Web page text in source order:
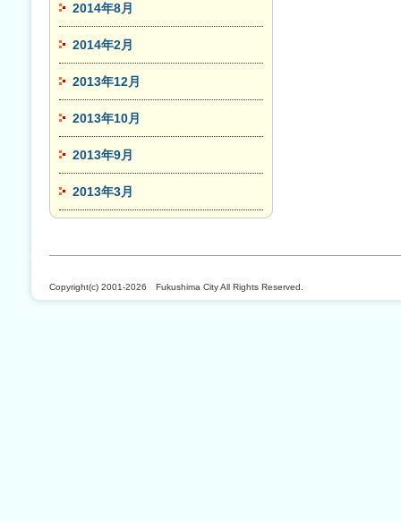
2014年8月
2014年2月
2013年12月
2013年10月
2013年9月
2013年3月
Copyright(c) 2001-2026 Fukushima City All Rights Reserved.